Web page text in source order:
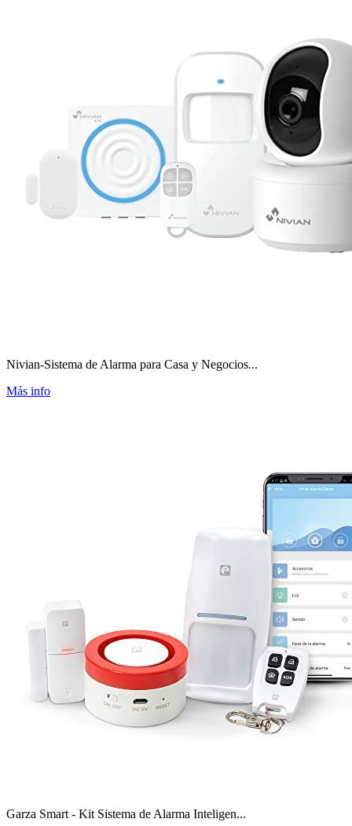
Nivian-Sistema de Alarma para Casa y Negocios...
Más info
Garza Smart - Kit Sistema de Alarma Inteligen...